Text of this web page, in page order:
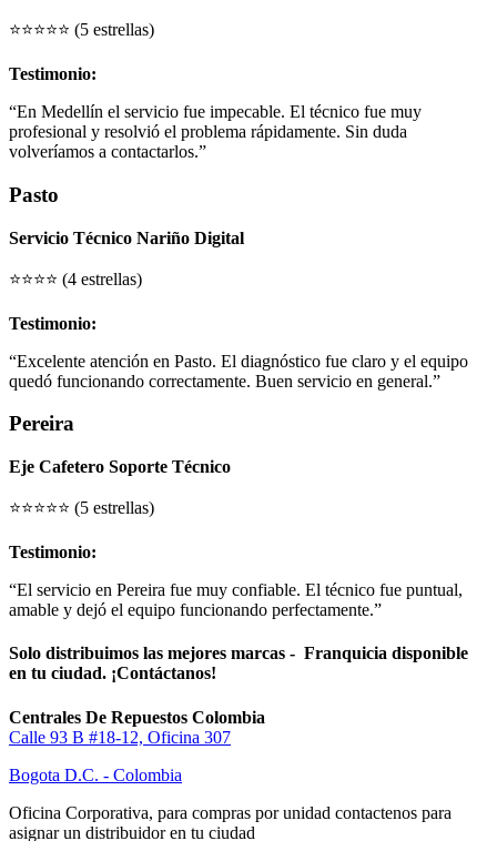
⭐⭐⭐⭐⭐ (5 estrellas)
Testimonio:
“En Medellín el servicio fue impecable. El técnico fue muy
profesional y resolvió el problema rápidamente. Sin duda
volveríamos a contactarlos.”
Pasto
Servicio Técnico Nariño Digital
⭐⭐⭐⭐ (4 estrellas)
Testimonio:
“Excelente atención en Pasto. El diagnóstico fue claro y el equipo
quedó funcionando correctamente. Buen servicio en general.”
Pereira
Eje Cafetero Soporte Técnico
⭐⭐⭐⭐⭐ (5 estrellas)
Testimonio:
“El servicio en Pereira fue muy confiable. El técnico fue puntual,
amable y dejó el equipo funcionando perfectamente.”
Solo distribuimos las mejores marcas - Franquicia disponible
en tu ciudad. ¡Contáctanos!
Centrales De Repuestos Colombia
Calle 93 B #18-12, Oficina 307
Bogota D.C. - Colombia
Oficina Corporativa, para compras por unidad contactenos para
asignar un distribuidor en tu ciudad